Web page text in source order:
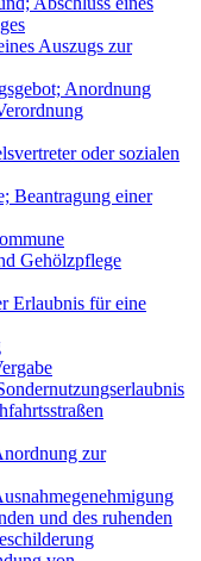
Auszugs zur
Anordnung
oder sozialen
Beantragung einer
Gehölzpflege
Erlaubnis für eine
zur
und des ruhenden